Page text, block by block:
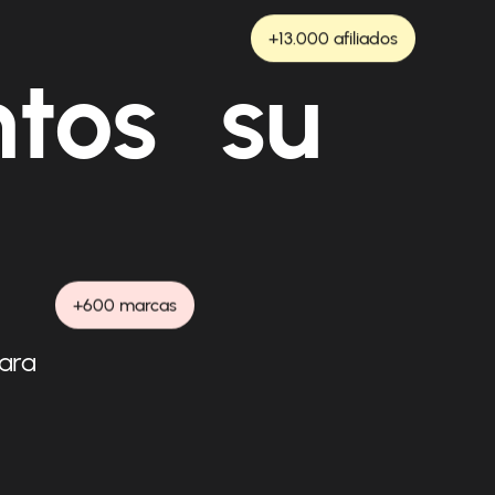
su
+600 marcas
+13.000 afiliados